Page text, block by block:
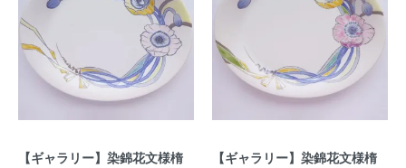
【ギャラリー】染錦花文様楕
【ギャラリー】染錦花文様楕